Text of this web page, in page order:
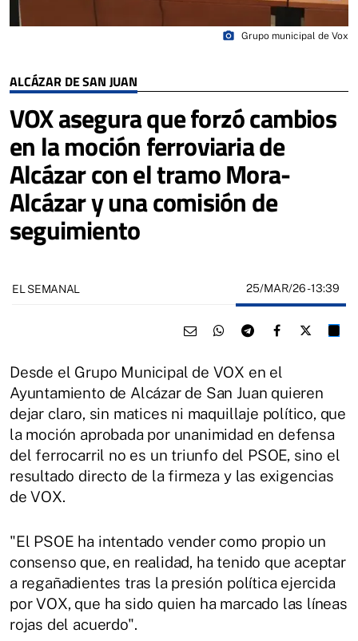
ALCÁZAR DE SAN JUAN
VOX asegura que forzó cambios
en la moción ferroviaria de
Alcázar con el tramo Mora-
Alcázar y una comisión de
seguimiento
photo_camera Grupo municipal de Vox
EL SEMANAL 25/MAR/26- 13:39
Desde el Grupo Municipal de VOX en el
Ayuntamiento de Alcázar de San Juan quieren
dejar claro, sin matices ni maquillaje político, que
la moción aprobada por unanimidad en defensa
del ferrocarril no es un triunfo del PSOE, sino el
resultado directo de la firmeza y las exigencias
de VOX.
"El PSOE ha intentado vender como propio un
consenso que, en realidad, ha tenido que aceptar
a regañadientes tras la presión política ejercida
por VOX, que ha sido quien ha marcado las líneas
rojas del acuerdo".